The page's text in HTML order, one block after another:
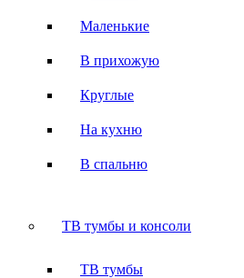
Маленькие
В прихожую
Круглые
На кухню
В спальню
ТВ тумбы и консоли
ТВ тумбы